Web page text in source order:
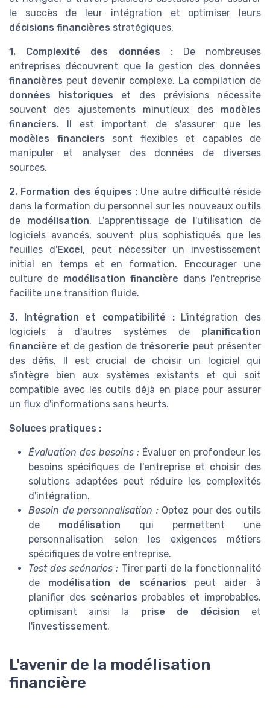
le succès de leur intégration et optimiser leurs
décisions financières stratégiques.
1. Complexité des données :De nombreuses
entreprises découvrent que la gestion des données
financières peut devenir complexe. La compilation de
données historiques et des prévisions nécessite
souvent des ajustements minutieux des modèles
financiers. Il est important de s'assurer que les
modèles financiers sont flexibles et capables de
manipuler et analyser des données de diverses
sources.
2. Formation des équipes : Une autre difficulté réside
dans la formation du personnel sur les nouveaux outils
de modélisation. L'apprentissage de l'utilisation de
logiciels avancés, souvent plus sophistiqués que les
feuilles d'Excel, peut nécessiter un investissement
initial en temps et en formation. Encourager une
culture de modélisation financière dans l'entreprise
facilite une transition fluide.
3. Intégration et compatibilité :L'intégration des
logiciels à d'autres systèmes de planification
financière et de gestion de trésorerie peut présenter
des défis. Il est crucial de choisir un logiciel qui
s'intègre bien aux systèmes existants et qui soit
compatible avec les outils déjà en place pour assurer
un flux d'informations sans heurts.
Soluces pratiques :
Évaluation des besoins : Évaluer en profondeur les
besoins spécifiques de l'entreprise et choisir des
solutions adaptées peut réduire les complexités
d'intégration.
Besoin de personnalisation :Optez pour des outils
de modélisation qui permettent une
personnalisation selon les exigences métiers
spécifiques de votre entreprise.
Test des scénarios : Tirer parti de la fonctionnalité
de modélisation de scénarios peut aider à
planifier des scénarios probables et improbables,
optimisant ainsi la prise de décision et
l'investissement.
L'avenir de la modélisation
financière